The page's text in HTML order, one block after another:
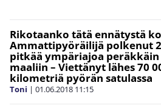
Rikotaanko tätä ennätystä
Ammattipyöräilijä polkenut
pitkää ympäriajoa peräkkäin
maaliin – Viettänyt lähes 70
kilometriä pyörän satulassa
Toni | 01.06.2018 11:15